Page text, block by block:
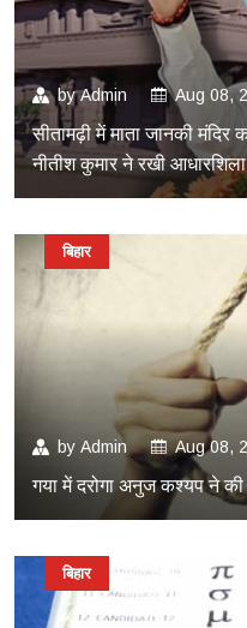
byAdmin Aug 08,
सीतामढ़ी में माता जानकी
नीतीश कुमार ने रखी आधारशिला
by Admin Aug 08,
गया में दरोगा अनुज कश्यप ने
बिहार
बिहार